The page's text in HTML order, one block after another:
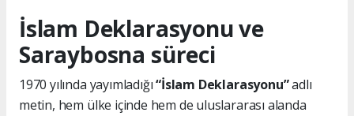
İslam Deklarasyonu ve
Saraybosna süreci
1970 yılında yayımladığı“İslam Deklarasyonu”adlı
metin, hem ülke içinde hem de uluslararası alanda